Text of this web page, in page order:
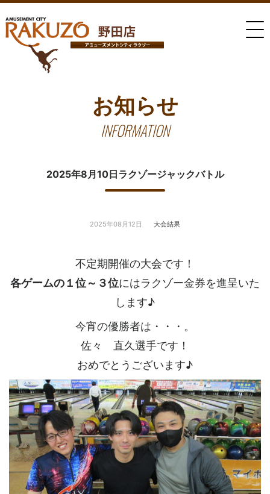
お知らせ
INFORMATION
2025年8月10日ラクゾージャックバトル
2025年08月12日 大会結果
不定期開催の大会です！
各ゲームの１位～３位にはラクゾー金券を進呈いた
します♪
今宵の優勝者は・・・。
佐々 直久選手です！
おめでとうございます♪